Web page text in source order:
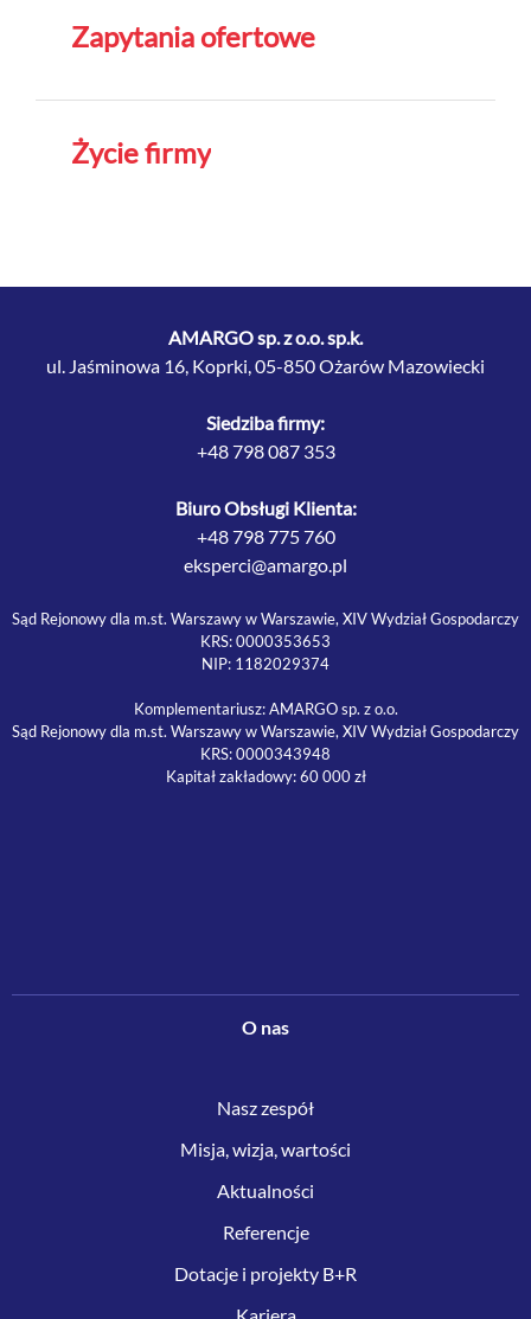
Zapytania ofertowe
Życie firmy
AMARGO sp. z o.o. sp.k.
ul. Jaśminowa 16, Koprki, 05-850 Ożarów Mazowiecki
Siedziba firmy:
+48 798 087 353
Biuro Obsługi Klienta:
+48 798 775 760
eksperci@amargo.pl
Sąd Rejonowy dla m.st. Warszawy w Warszawie, XIV Wydział Gospodarczy
KRS: 0000353653
NIP: 1182029374
Komplementariusz: AMARGO sp. z o.o.
Sąd Rejonowy dla m.st. Warszawy w Warszawie, XIV Wydział Gospodarczy
KRS: 0000343948
Kapitał zakładowy: 60 000 zł
O nas
Nasz zespół
Misja, wizja, wartości
Aktualności
Referencje
Dotacje i projekty B+R